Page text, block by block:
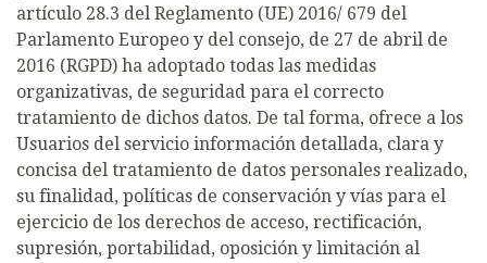
artículo 28.3 del Reglamento (UE) 2016/ 679 del
Parlamento Europeo y del consejo, de 27 de abril de
2016 (RGPD) ha adoptado todas las medidas
organizativas, de seguridad para el correcto
tratamiento de dichos datos. De tal forma, ofrece a los
Usuarios del servicio información detallada, clara y
concisa del tratamiento de datos personales realizado,
su finalidad, políticas de conservación y vías para el
ejercicio de los derechos de acceso, rectificación,
supresión, portabilidad, oposición y limitación al